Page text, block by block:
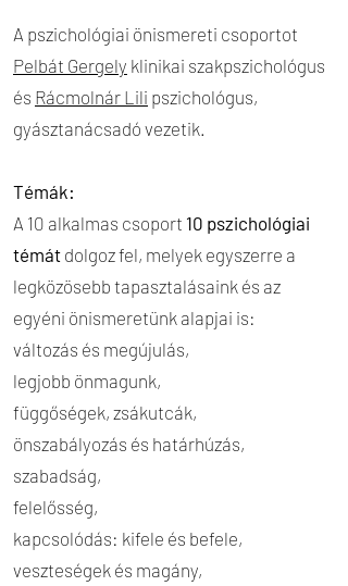
A pszichológiai önismereti csoportot
Pelbát Gergely klinikai szakpszichológus
és Rácmolnár Lili pszichológus,
gyásztanácsadó vezetik.
Témák:
A 10 alkalmas csoport 10 pszichológiai
témát dolgoz fel, melyek egyszerre a
legközösebb tapasztalásaink és az
egyéni önismeretünk alapjai is:
változás és megújulás,
legjobb önmagunk,
függőségek, zsákutcák,
önszabályozás és határhúzás,
szabadság,
felelősség,
kapcsolódás: kifele és befele,
veszteségek és magány,